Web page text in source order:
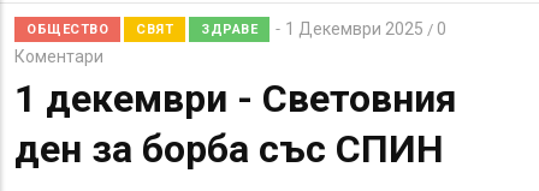
ОБЩЕСТВО СВЯТ ЗДРАВЕ 1 Декември 2025 / 0
Коментари
1 декември - Световния
ден за борба със СПИН